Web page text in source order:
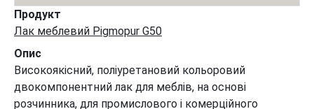
Продукт
Лак меблевий Pigmopur G50
Опис
Високоякісний, поліуретановий кольоровий
двокомпонентний лак для меблів, на основі
розчинника, для промислового і комерційного